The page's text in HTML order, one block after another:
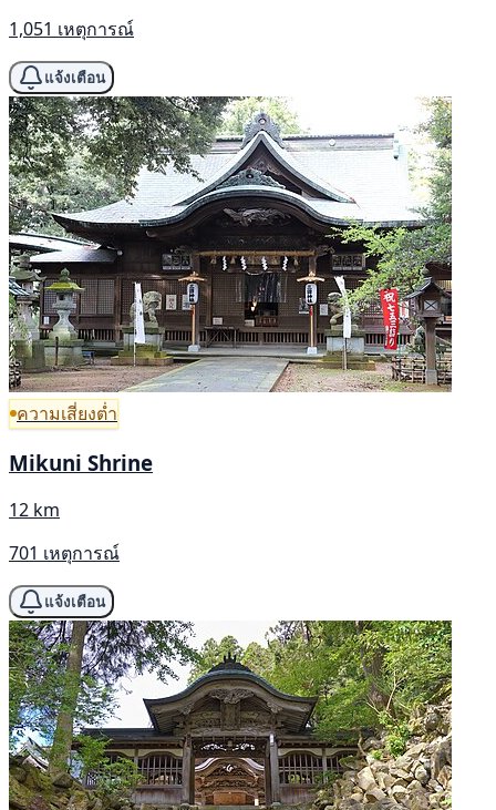
1,051 เหตุการณ์
แจ้งเตือน
ความเสี่ยงต่ำ
Mikuni Shrine
12 km
701 เหตุการณ์
แจ้งเตือน